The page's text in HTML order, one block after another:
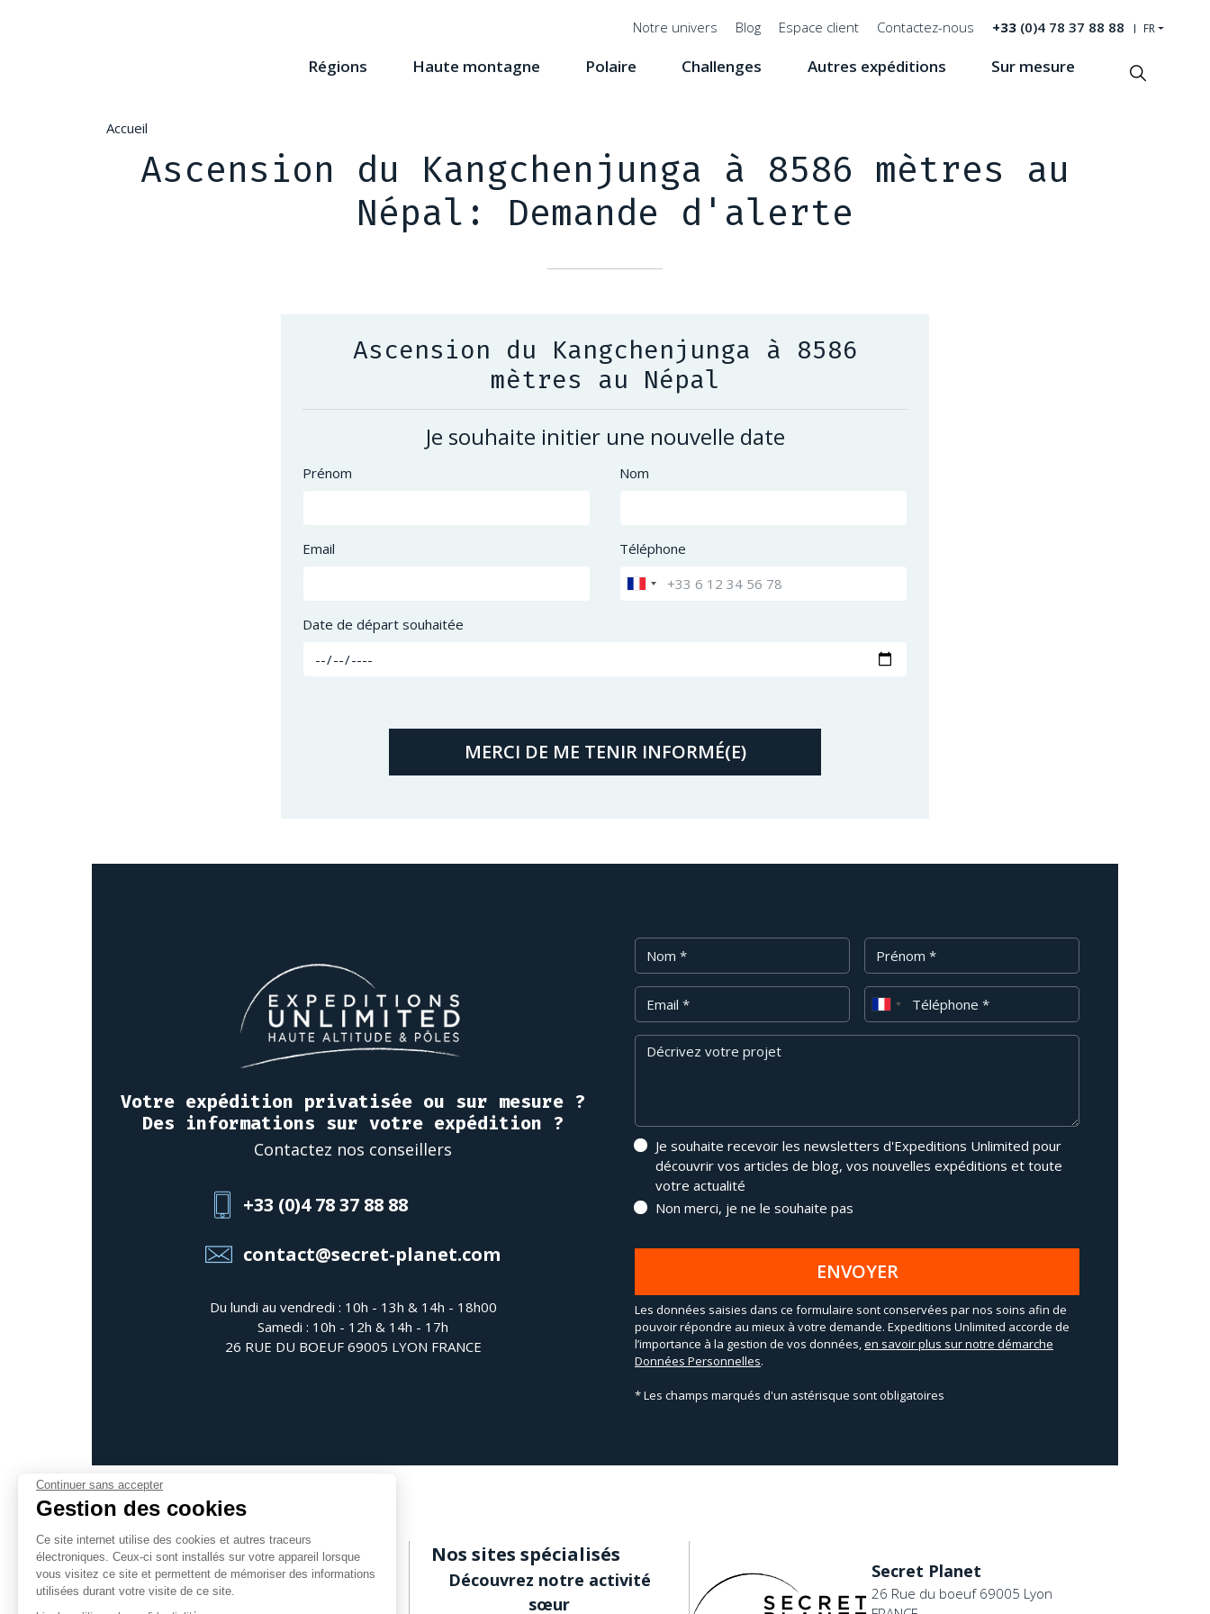
Menu
Notre univers Blog Espace client Contactez-nous +33(0)4 78 37 88 88 FR
Régions Haute montagne Polaire Challenges Autres expéditions Sur mesure
Accueil
Ascension du Kangchenjunga à 8586 mètres au
Népal: Demande d'alerte
Ascension du Kangchenjunga à 8586
mètres au Népal
Je souhaite initier une nouvelle date
Prénom Nom
Email Téléphone
Date de départ souhaitée
MERCI DE ME TENIR INFORMÉ(E)
Votre expédition privatisée ou sur mesure ?
Des informations sur votre expédition ?
Contactez nos conseillers
+33 (0)4 78 37 88 88
contact@secret-planet.com
Du lundi au vendredi : 10h - 13h & 14h - 18h00
Samedi : 10h - 12h & 14h - 17h
26 RUE DU BOEUF 69005 LYON FRANCE
Prénom
Téléphone
Message
Je souhaite recevoir les newsletters d'Expeditions Unlimited pour
découvrir vos articles de blog, vos nouvelles expéditions et toute
votre actualité
Non merci, je ne le souhaite pas
ENVOYER
Les données saisies dans ce formulaire sont conservées par nos soins afin de
pouvoir répondre au mieux à votre demande. Expeditions Unlimited accorde de
l’importance à la gestion de vos données,en savoir plus sur notre démarche
Données Personnelles.
* Les champs marqués d'un astérisque sont obligatoires
Suivez-nous
Nos sites spécialisés
Découvrez notre activité
sœur
Secret Planet
26 Rue du boeuf 69005 Lyon
Continuer sans accepter
Gestion des cookies
Ce site internet utilise des cookies et autres traceurs
électroniques. Ceux-ci sont installés sur votre appareil lorsque
vous visitez ce site et permettent de mémoriser des informations
utilisées durant votre visite de ce site.